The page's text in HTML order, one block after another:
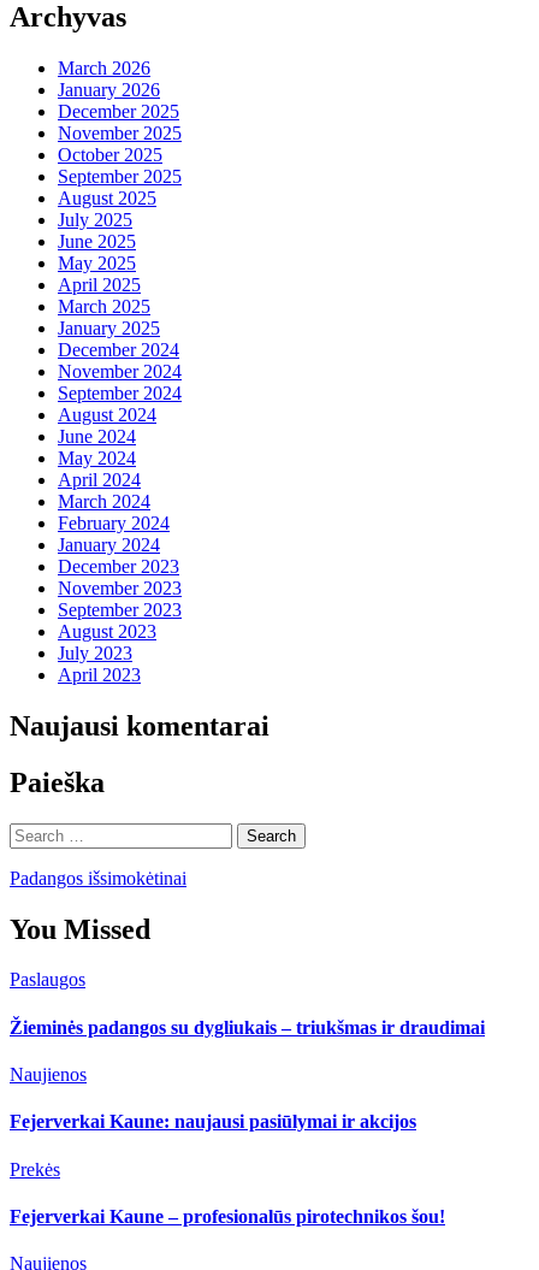
Archyvas
March 2026
January 2026
December 2025
November 2025
October 2025
September 2025
August 2025
July 2025
June 2025
May 2025
April 2025
March 2025
January 2025
December 2024
November 2024
September 2024
August 2024
June 2024
May 2024
April 2024
March 2024
February 2024
January 2024
December 2023
November 2023
September 2023
August 2023
July 2023
April 2023
Naujausi komentarai
Paieška
Search
for:
Padangos išsimokėtinai
You Missed
Paslaugos
Žieminės padangos su dygliukais – triukšmas ir draudimai
Naujienos
Fejerverkai Kaune: naujausi pasiūlymai ir akcijos
Prekės
Fejerverkai Kaune – profesionalūs pirotechnikos šou!
Naujienos